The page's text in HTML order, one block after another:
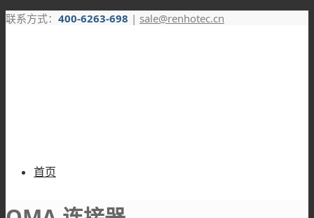
联系方式： 400-6263-698 | sale@renhotec.cn
首页